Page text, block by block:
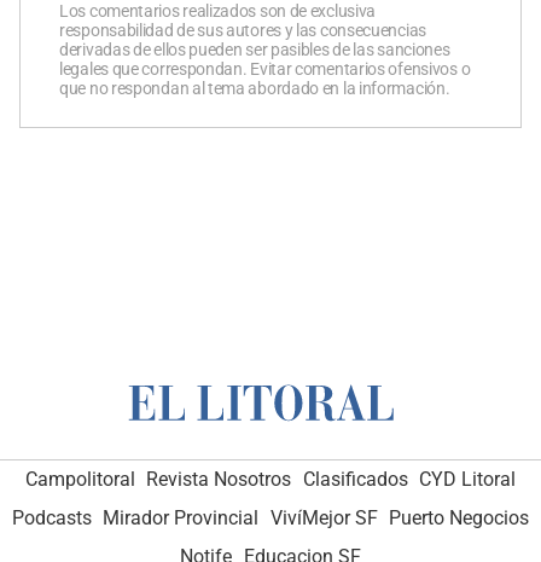
Los comentarios realizados son de exclusiva
responsabilidad de sus autores y las consecuencias
derivadas de ellos pueden ser pasibles de las sanciones
legales que correspondan. Evitar comentarios ofensivos o
que no respondan al tema abordado en la información.
Campolitoral Revista Nosotros Clasificados CYD Litoral
Podcasts Mirador Provincial VivíMejor SF Puerto Negocios
Notife Educacion SF